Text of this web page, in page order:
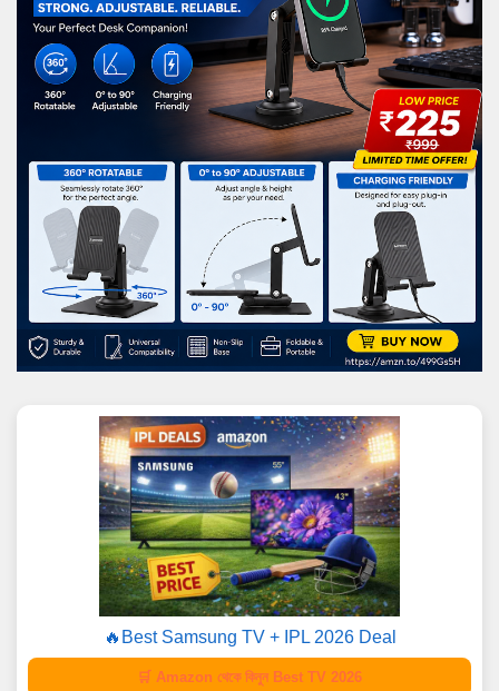
🔥Best Samsung TV + IPL 2026 Deal
🛒 Amazon থেকে কিনুন Best TV 2026